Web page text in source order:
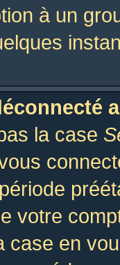
à un
la case
votre
case en